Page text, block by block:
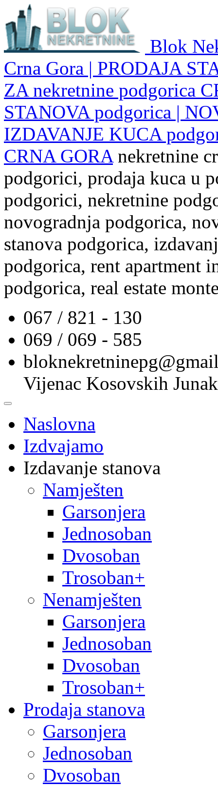
Blok
Crna Gora | PRODAJA
ZA nekretnine podgorica
STANOVA podgorica |
IZDAVANJE KUCA
CRNA GORA nekretnine
podgorici, prodaja kuca u
podgorici, nekretnine
novogradnja podgorica,
stanova podgorica,
podgorica, rent apartment
podgorica, real estate
067 / 821 - 130
069 / 069 - 585
Vijenac Kosovskih
Naslovna
Izdvajamo
Izdavanje stanova
Namješten
Garsonjera
Jednosoban
Dvosoban
Trosoban+
Nenamješten
Garsonjera
Jednosoban
Dvosoban
Trosoban+
Prodaja stanova
Garsonjera
Jednosoban
Dvosoban